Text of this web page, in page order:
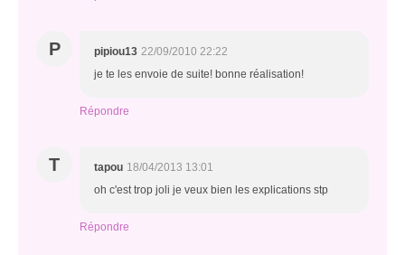
P pipiou13 22/09/2010 22:22
je te les envoie de suite! bonne réalisation!
Répondre
T tapou 18/04/2013 13:01
oh c'est trop joli je veux bien les explications stp
Répondre